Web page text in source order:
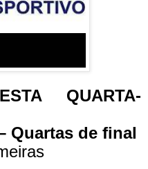
QUARTA-
Quartas de final